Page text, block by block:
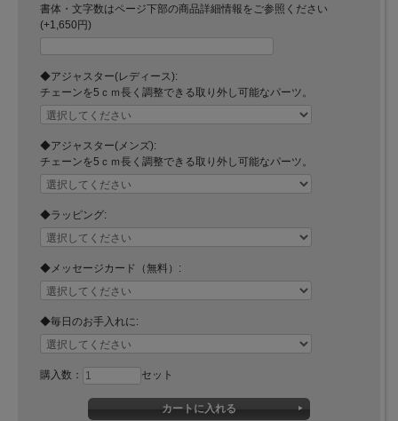
書体・文字数はページ下部の商品詳細情報をご参照ください
(+1,650円)
◆アジャスター(レディース):
チェーンを5ｃｍ長く調整できる取り外し可能なパーツ。
◆アジャスター(メンズ):
チェーンを5ｃｍ長く調整できる取り外し可能なパーツ。
◆ラッピング:
◆メッセージカード（無料）:
◆毎日のお手入れに:
購入数： セット